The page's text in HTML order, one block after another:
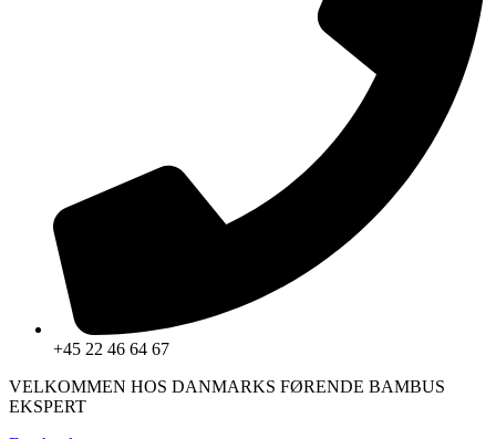
+45 22 46 64 67
VELKOMMEN HOS DANMARKS FØRENDE BAMBUS
EKSPERT